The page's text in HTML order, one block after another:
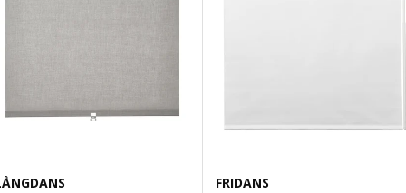
FRIDANS